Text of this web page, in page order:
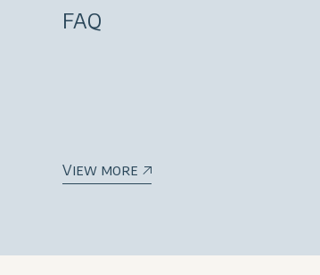
FAQ
View more